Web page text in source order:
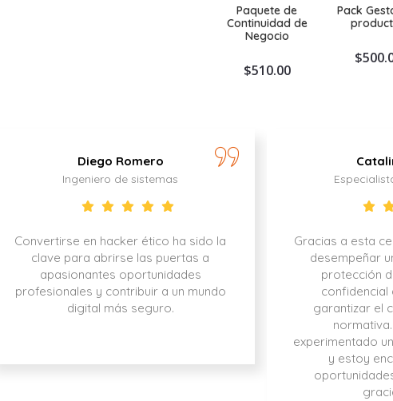
Paquete de
Continuidad de
Negocio
$510.00
Pack
$
Diego Romero
Ingeniero de sistemas
Convertirse en hacker ético ha sido la
clave para abrirse las puertas a
apasionantes oportunidades
profesionales y contribuir a un mundo
digital más seguro.
Gracias a esta
desempeñar
protección
confidencial
garantizar el
experimentado
y estoy